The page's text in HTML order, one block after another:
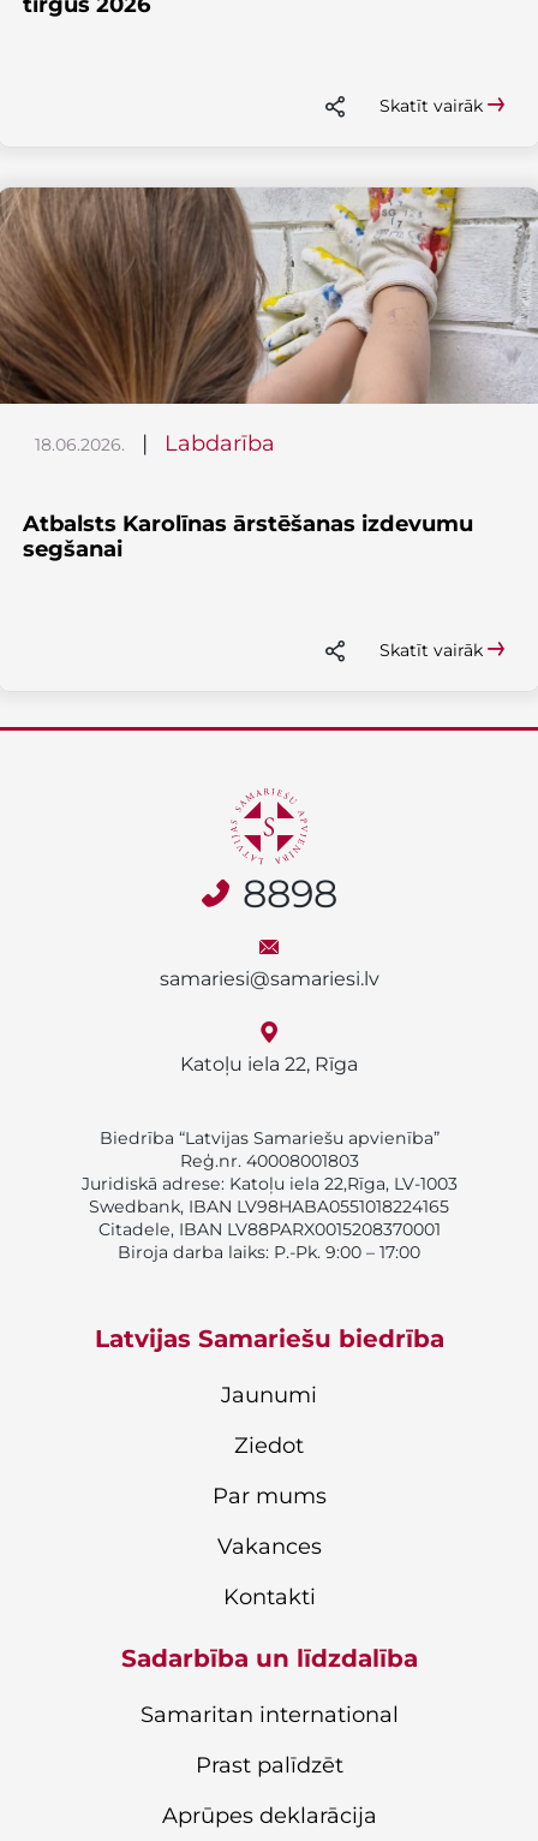
Skatīt vairāk
18.06.2026. | Labdarība
Atbalsts Karolīnas ārstēšanas izdevumu
segšanai
Skatīt vairāk
8898
samariesi@samariesi.lv
Katoļu iela 22, Rīga
Biedrība “Latvijas Samariešu apvienība”
Reģ.nr. 40008001803
Juridiskā adrese: Katoļu iela 22,Rīga, LV-1003
Swedbank, IBAN LV98HABA0551018224165
Citadele, IBAN LV88PARX0015208370001
Biroja darba laiks: P.-Pk. 9:00 – 17:00
Latvijas Samariešu biedrība
Jaunumi
Ziedot
Par mums
Vakances
Kontakti
Sadarbība un līdzdalība
Samaritan international
Prast palīdzēt
Aprūpes deklarācija